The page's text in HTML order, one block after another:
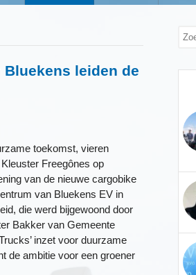
leiden de
toekomst, vieren
Freegônes op
van de nieuwe cargobike
van Bluekens EV in
die werd bijgewoond door
Bakker van Gemeente
inzet voor duurzame
de ambitie voor een groener
Zoek